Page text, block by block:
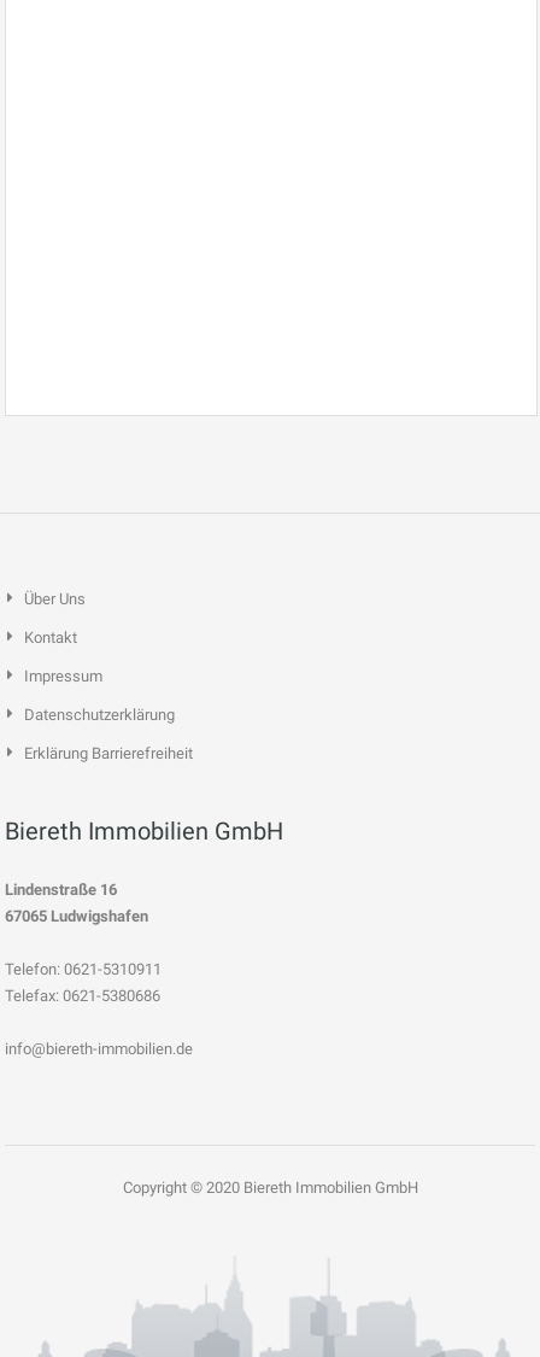
Über Uns
Kontakt
Impressum
Datenschutzerklärung
Erklärung Barrierefreiheit
Biereth Immobilien GmbH
Lindenstraße 16
67065 Ludwigshafen
Telefon: 0621-5310911
Telefax: 0621-5380686
info@biereth-immobilien.de
Copyright © 2020 Biereth Immobilien GmbH